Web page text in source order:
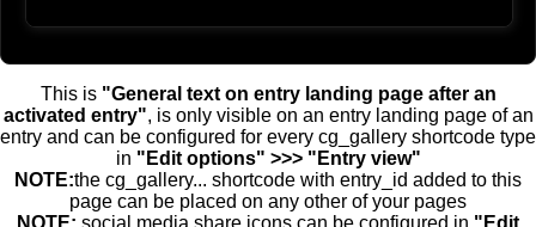
This is "General text on entry landing page after an
activated entry", is only visible on an entry landing page of an
entry and can be configured for every cg_gallery shortcode type
in "Edit options" >>> "Entry view"
NOTE:the cg_gallery... shortcode with entry_id added to this
page can be placed on any other of your pages
NOTE: social media share icons can be configured in "Edit